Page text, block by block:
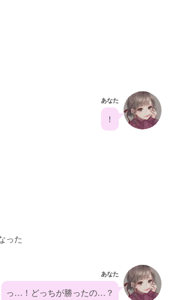
あなた
！
った
あなた
っ…！どっちが勝ったの…？